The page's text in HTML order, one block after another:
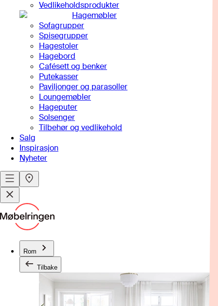
Vedlikeholdsprodukter
Hagemøbler
Sofagrupper
Spisegrupper
Hagestoler
Hagebord
Cafésett og benker
Putekasser
Paviljonger og parasoller
Loungemøbler
Hageputer
Solsenger
Tilbehør og vedlikehold
Salg
Inspirasjon
Nyheter
Rom
Tilbake